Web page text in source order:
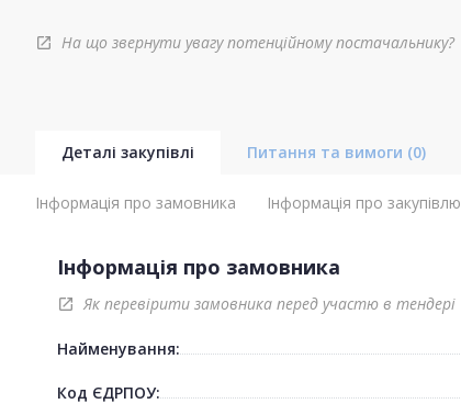
open_in_new На що звернути увагу потенційному постачальнику?
Деталі закупівлі Питання та вимоги (0)
Інформація про замовника Інформація про закупівлю
Інформація про замовника
open_in_new Як перевірити замовника перед участю в тендері
Найменування:
Код ЄДРПОУ: